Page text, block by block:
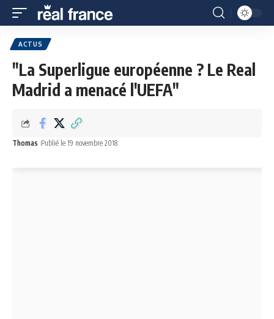
ACTUS
"La Superligue européenne ? Le Real
Madrid a menacé l'UEFA"
Thomas Publié le 19 novembre 2018